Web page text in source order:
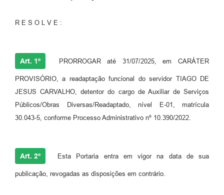
R E S O L V E :
Art. 1º PRORROGAR até 31/07/2025, em CARÁTER
PROVISÓRIO, a readaptação funcional do servidor TIAGO DE
JESUS CARVALHO, detentor do cargo de Auxiliar de Serviços
Públicos/Obras Diversas/Readaptado, nível E-01, matrícula
30.043-5, conforme Processo Administrativo nº 10.390/2022.
Art. 2º Esta Portaria entra em vigor na data de sua
publicação, revogadas as disposições em contrário.